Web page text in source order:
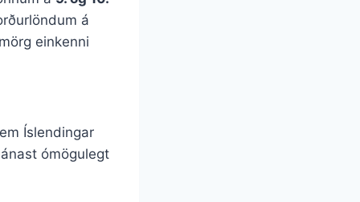
á
einkenni
Íslendingar
ómögulegt